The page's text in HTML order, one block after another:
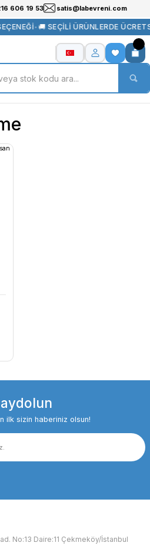
606 19 53 satis@labevreni.com
•🚚 SEÇİLİ ÜRÜNLERDE
ilk sizin haberiniz olsun!
No:13 Daire:11 Çekmeköy/İstanbul